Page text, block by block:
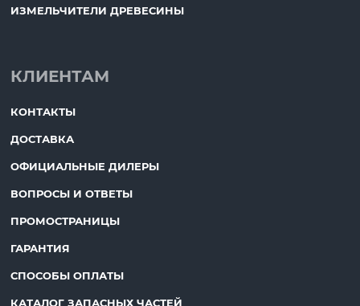
ИЗМЕЛЬЧИТЕЛИ ДРЕВЕСИНЫ
КЛИЕНТАМ
КОНТАКТЫ
ДОСТАВКА
ОФИЦИАЛЬНЫЕ ДИЛЕРЫ
ВОПРОСЫ И ОТВЕТЫ
ПРОМОСТРАНИЦЫ
ГАРАНТИЯ
СПОСОБЫ ОПЛАТЫ
КАТАЛОГ ЗАПАСНЫХ ЧАСТЕЙ